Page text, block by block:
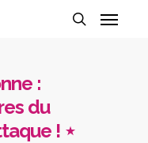
:
du
! ⋆